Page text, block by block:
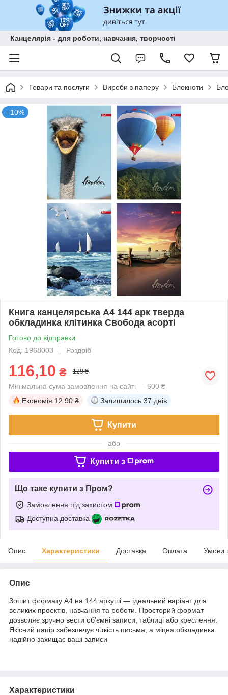
Канцелярія - для роботи, навчання, творчості
Товари та послуги Вироби з паперу Блокноти
–10%
Книга канцелярська А4 144 арк тверда
обкладинка клітинка Свобода асорті
Готово до відправки
Код: 1968003
Роздріб
116,10 ₴ 129 ₴
Мінімальна сума замовлення на сайті — 600 ₴
Економія 12.90 ₴ Залишилось 37 днів
Купити
або
Купити з
Що таке купити з Пром?
Замовлення під захистом
Доступна доставка
Опис Характеристики Доставка Оплата Умови
Опис
Зошит формату А4 на 144 аркуші — ідеальний варіант для
великих проектів, навчання та роботи. Просторий формат
дозволяє зручно вести об’ємні записи, таблиці або креслення.
Якісний папір забезпечує чіткість письма, а міцна обкладинка
надійно захищає ваші записи
Характеристики